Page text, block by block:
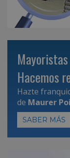
Hacemos
Hazte
de Maurer
SABER MÁS